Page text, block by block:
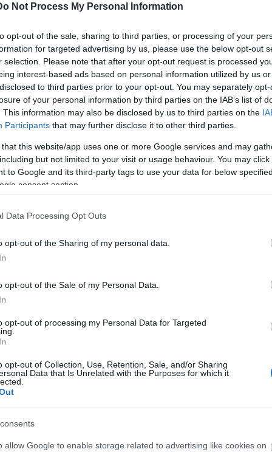
Not Process My Personal Information
opt-out of the sale, sharing to third parties, or processing of your
for targeted advertising by us, please use the below opt-out
selection. Please note that after your opt-out request is processed
interest-based ads based on personal information utilized by us
to third parties prior to your opt-out. You may separately
of your personal information by third parties on the IAB’s list of
This information may also be disclosed by us to third parties on the
Participants that may further disclose it to other third parties.
that this website/app uses one or more Google services and may
but not limited to your visit or usage behaviour. You may
to Google and its third-party tags to use your data for below
consent section.
Data Processing Opt Outs
opt-out of the Sharing of my personal data.
opt-out of the Sale of my Personal Data.
opt-out of processing my Personal Data for Targeted
opt-out of Collection, Use, Retention, Sale, and/or Sharing
Data that Is Unrelated with the Purposes for which it
allow Google to enable storage related to advertising like cookies on
ανθρωποκυνηγητό από την Ελληνική
Αγγλικών σε μόνο 2 ημέρες στα
η πιο Εύκολη Πιστοποίηση
όλες τις σημαντικές ειδήσεις.
proson.gr στα αποτελέσματα αναζήτησης
Ειδήσεις